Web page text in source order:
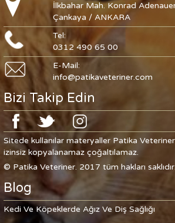
İlkbahar Mah. Konrad
Çankaya / ANKARA
Tel:
0312 490 65 00
E-Mail:
info@patikaveteriner.com
Bizi Takip Edin
Sitede kullanılar materyaller Patika
izinsiz kopyalanamaz çoğaltılamaz.
© Patika Veteriner. 2017 tüm hakları saklıdır.
Blog
Kedi Ve Köpeklerde Ağız Ve Diş Sağlığı